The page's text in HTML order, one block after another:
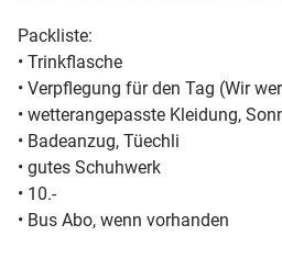
Packliste:
•⁠ ⁠Trinkflasche
•⁠ ⁠Verpflegung für den Tag (Wir
•⁠ ⁠wetterangepasste Kleidung,
•⁠ ⁠Badeanzug, Tüechli
•⁠ ⁠gutes Schuhwerk
•⁠ ⁠10.-
•⁠ ⁠Bus Abo, wenn vorhanden